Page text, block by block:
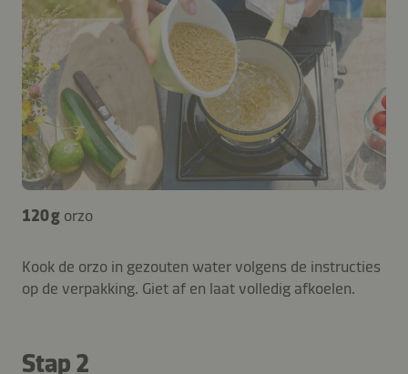
120 g orzo
Kook de orzo in gezouten water volgens de instructies
op de verpakking. Giet af en laat volledig afkoelen.
Stap 2